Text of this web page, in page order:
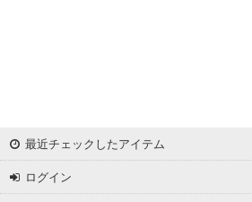
最近チェックしたアイテム
ログイン